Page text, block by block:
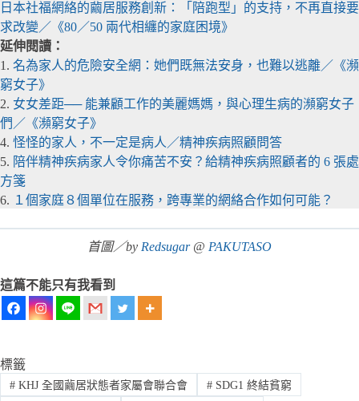
日本社福網絡的繭居服務創新：「陪跑型」的支持，不再直接要
求改變／《80／50 兩代相纏的家庭困境》
延伸閱讀：
1. 名為家人的危險安全網：她們既無法安身，也難以逃離／《瀕
窮女子》
2. 女女差距── 能兼顧工作的美麗媽媽，與心理生病的瀕窮女子
們／《瀕窮女子》
4. 怪怪的家人，不一定是病人／精神疾病照顧問答
5. 陪伴精神疾病家人令你痛苦不安？給精神疾病照顧者的 6 張處
方箋
6. １個家庭８個單位在服務，跨專業的網絡合作如何可能？
首圖／by Redsugar@ PAKUTASO
這篇不能只有我看到
標籤
#KHJ 全國繭居狀態者家屬會聯合會 #SDG1 終結貧窮